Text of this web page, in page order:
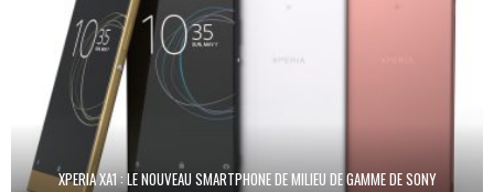
XPERIA XA1 : LE NOUVEAU SMARTPHONE DE MILIEU DE GAMME DE SONY